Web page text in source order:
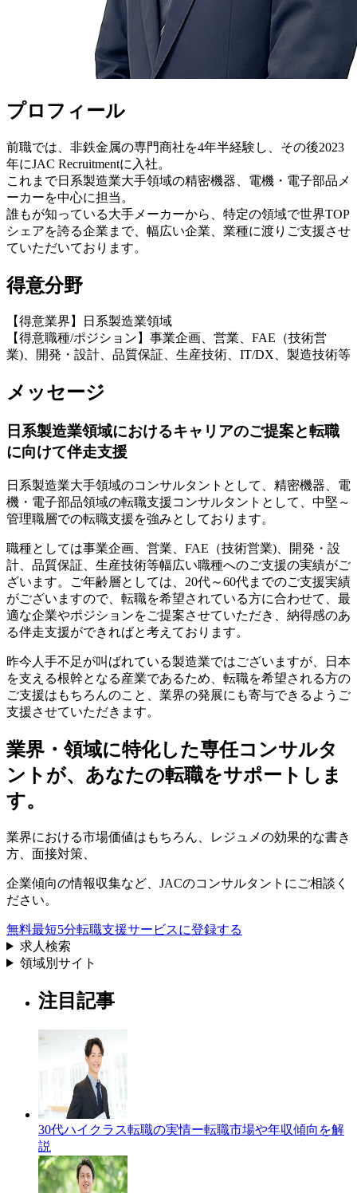
プロフィール
前職では、非鉄金属の専門商社を4年半経験し、その後2023
年にJAC Recruitmentに入社。
これまで日系製造業大手領域の精密機器、電機・電子部品メ
ーカーを中心に担当。
誰もが知っている大手メーカーから、特定の領域で世界TOP
シェアを誇る企業まで、幅広い企業、業種に渡りご支援させ
ていただいております。
得意分野
【得意業界】日系製造業領域
【得意職種/ポジション】事業企画、営業、FAE（技術営
業)、開発・設計、品質保証、生産技術、IT/DX、製造技術等
メッセージ
日系製造業領域におけるキャリアのご提案と転職
に向けて伴走支援
日系製造業大手領域のコンサルタントとして、精密機器、電
機・電子部品領域の転職支援コンサルタントとして、中堅～
管理職層での転職支援を強みとしております。
職種としては事業企画、営業、FAE（技術営業)、開発・設
計、品質保証、生産技術等幅広い職種へのご支援の実績がご
ざいます。ご年齢層としては、20代～60代までのご支援実績
がございますので、転職を希望されている方に合わせて、最
適な企業やポジションをご提案させていただき、納得感のあ
る伴走支援ができればと考えております。
昨今人手不足が叫ばれている製造業ではございますが、日本
を支える根幹となる産業であるため、転職を希望される方の
ご支援はもちろんのこと、業界の発展にも寄与できるようご
支援させていただきます。
業界・領域に特化した専任コンサルタ
ントが、 あなたの転職をサポートしま
す。
業界における市場価値はもちろん、
レジュメの効果的な書き
方
面接対策
企業傾向の情報収集など、 JACのコンサルタントにご相談く
ださい。
無料最短5分転職支援サービスに登録する
求人検索
領域別サイト
注目記事
30代ハイクラス転職の実情ー転職市場や年収傾向を解
説